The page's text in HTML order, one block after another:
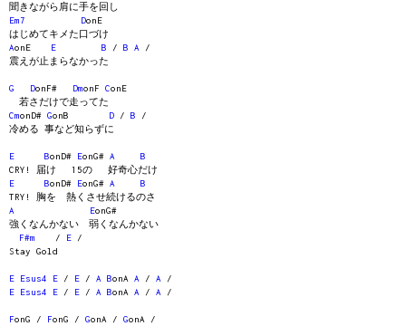
聞きながら肩に手を回し
Em7
DonE
はじめてキメた口づけ
AonE E B / B A /
震えが止まらなかった
G DonF# DmonF ConE
若さだけで走ってた
CmonD# GonB D / B /
冷める 事など知らずに
E BonD# EonG# A
B
CRY! 届け 15の 好奇心だけ
E
BonD# EonG# A
B
TRY! 胸を 熱くさせ続けるのさ
A
EonG#
強くなんかない 弱くなんかない
F#m / E /
Stay Gold
E Esus4 E / E / A BonA A / A /
E
Esus4 E / E / A BonA A / A /
FonG / FonG / GonA / GonA /